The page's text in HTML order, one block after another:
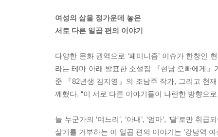
여성의 삶을 정가운데 놓은
서로 다른 일곱 편의 이야기
다양한 문화 권역으로 ‘페미니즘’ 이슈가 한창인
라는 테마 아래 발표한 소설집 『현남 오빠에게
준 『82년생 김지영』의 조남주 작가, 그리고 현
께했다. “이 서로 다른 이야기들이 나란한 방향으
늘 누군가의 ‘며느리’, ‘아내’, ‘엄마’, ‘딸’로만
살기를 거부하는 이 일곱 편의 이야기는 ‘강남역